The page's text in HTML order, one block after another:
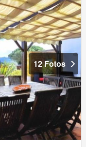
12 Fotos